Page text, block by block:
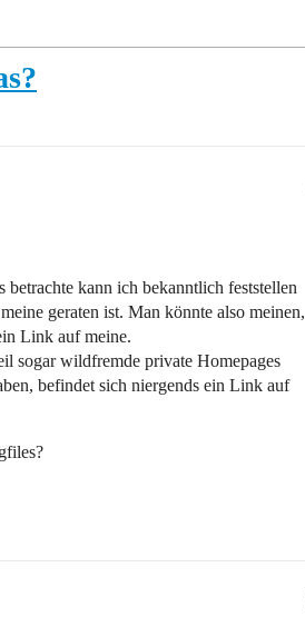
kann ich bekanntlich feststellen
geraten ist. Man könnte also meinen,
Link auf meine.
sogar wildfremde private Homepages
befindet sich niergends ein Link auf